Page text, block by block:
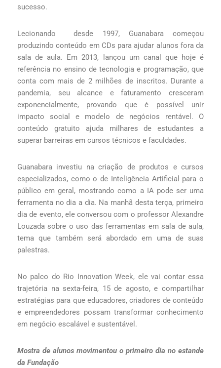
sucesso.
Lecionando desde 1997, Guanabara começou
produzindo conteúdo em CDs para ajudar alunos fora da
sala de aula. Em 2013, lançou um canal que hoje é
referência no ensino de tecnologia e programação, que
conta com mais de 2 milhões de inscritos. Durante a
pandemia, seu alcance e faturamento cresceram
exponencialmente, provando que é possível unir
impacto social e modelo de negócios rentável. O
conteúdo gratuito ajuda milhares de estudantes a
superar barreiras em cursos técnicos e faculdades.
Guanabara investiu na criação de produtos e cursos
especializados, como o de Inteligência Artificial para o
público em geral, mostrando como a IA pode ser uma
ferramenta no dia a dia. Na manhã desta terça, primeiro
dia de evento, ele conversou com o professor Alexandre
Louzada sobre o uso das ferramentas em sala de aula,
tema que também será abordado em uma de suas
palestras.
No palco do Rio Innovation Week, ele vai contar essa
trajetória na sexta-feira, 15 de agosto, e compartilhar
estratégias para que educadores, criadores de conteúdo
e empreendedores possam transformar conhecimento
em negócio escalável e sustentável.
Mostra de alunos movimentou o primeiro dia no estande
da Fundação